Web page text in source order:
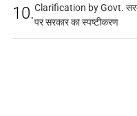
10.Clarification by Govt.
पर सरकार का स्पष्टीकरण